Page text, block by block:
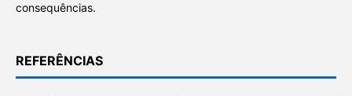
consequências.
REFERÊNCIAS